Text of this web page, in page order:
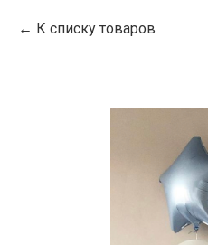
К списку товаров